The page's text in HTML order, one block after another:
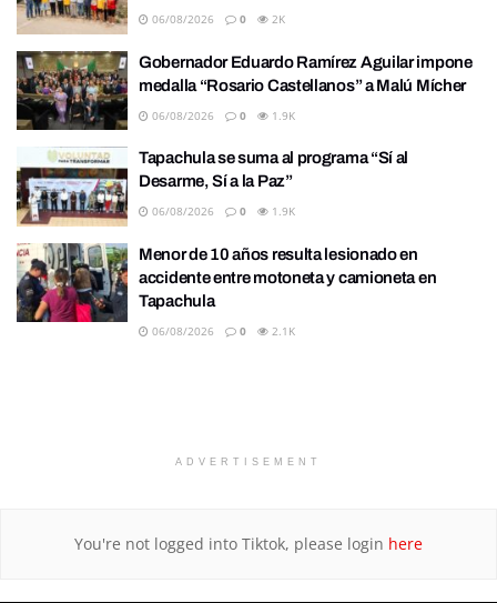
06/08/2026 0 2K
Gobernador Eduardo Ramírez Aguilar impone
medalla “Rosario Castellanos” a Malú Mícher
06/08/2026 0 1.9K
Tapachula se suma al programa “Sí al
Desarme, Sí a la Paz”
06/08/2026 0 1.9K
Menor de 10 años resulta lesionado en
accidente entre motoneta y camioneta en
Tapachula
06/08/2026 0 2.1K
ADVERTISEMENT
You're not logged into Tiktok, please login here